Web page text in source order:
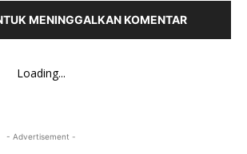
MENINGGALKAN KOMENTAR
Loading...
- Advertisement -